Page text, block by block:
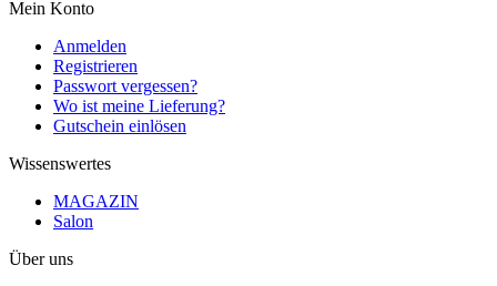
Mein Konto
Anmelden
Registrieren
Passwort vergessen?
Wo ist meine Lieferung?
Gutschein einlösen
Wissenswertes
MAGAZIN
Salon
Über uns